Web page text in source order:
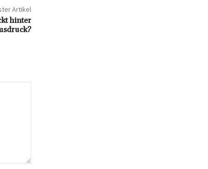
Artikel
hinter